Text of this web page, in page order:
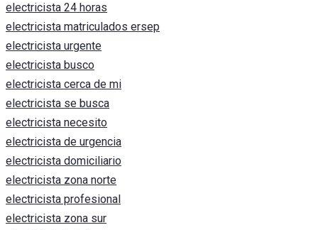
electricista 24 horas
electricista matriculados ersep
electricista urgente
electricista busco
electricista cerca de mi
electricista se busca
electricista necesito
electricista de urgencia
electricista domiciliario
electricista zona norte
electricista profesional
electricista zona sur